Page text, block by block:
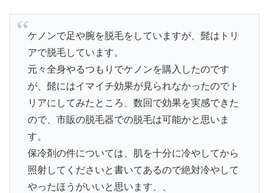
ケノンで足や腕を脱毛をしていますが、髭はトリ
アで脱毛しています。
元々全身やるつもりでケノンを購入したのです
が、髭にはイマイチ効果が見られなかったのでト
リアにしてみたところ、数回で効果を実感できた
ので、市販の脱毛器での脱毛は可能かと思いま
す。
保冷剤の件については、肌を十分に冷やしてから
照射してくださいと書いてあるので絶対冷やして
やったほうがいいと思います、、